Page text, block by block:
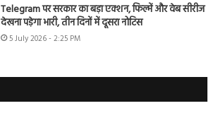
Telegram पर सरकार का बड़ा एक्शन, फिल्में और वेब सीरीज
देखना पड़ेगा भारी, तीन दिनों में दूसरा नोटिस
5 July 2026 - 2:25 PM